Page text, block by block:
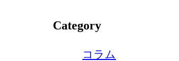
Category
コラム